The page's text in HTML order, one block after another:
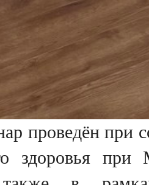
проведён при
здоровья при